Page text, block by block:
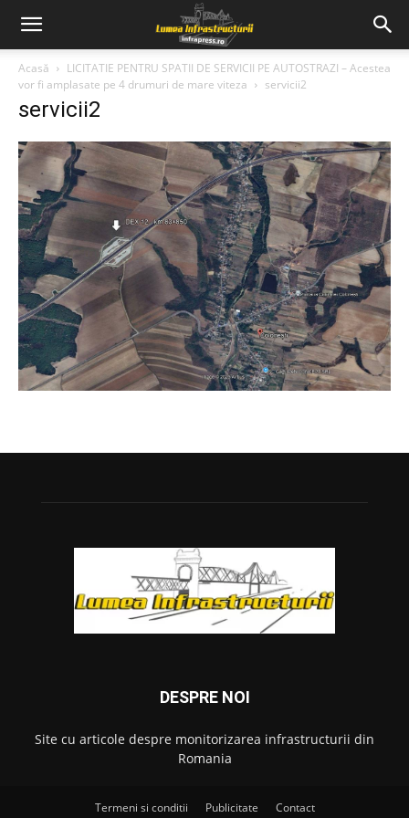
Acasă
LICITATIE PENTRU SPATII DE SERVICII PE AUTOSTRAZI – Acestea
vor fi amplasate pe 4 drumuri de mare viteza
servicii2
servicii2
DESPRE NOI
Site cu articole despre monitorizarea infrastructurii din
Romania
Termeni si conditii Publicitate Contact